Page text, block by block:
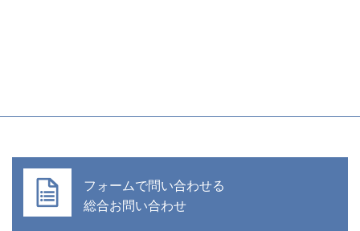
フォームで問い合わせる
総合お問い合わせ